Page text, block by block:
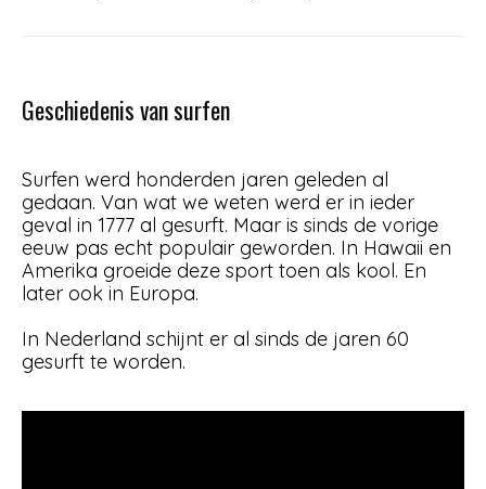
Geschiedenis van surfen
Surfen werd honderden jaren geleden al
gedaan. Van wat we weten werd er in ieder
geval in 1777 al gesurft. Maar is sinds de vorige
eeuw pas echt populair geworden. In Hawaii en
Amerika groeide deze sport toen als kool. En
later ook in Europa.
In Nederland schijnt er al sinds de jaren 60
gesurft te worden.